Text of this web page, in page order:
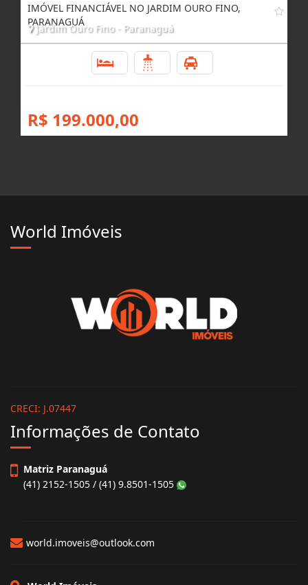
IMÓVEL FINANCIÁVEL NO JARDIM OURO FINO,
PARANAGUÁ
Jardim Ouro Fino - Paranaguá
R$ 199.000,00
World Imóveis
CRECI: J.07447
Matriz Paranaguá